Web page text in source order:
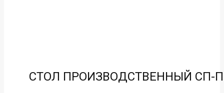
СТОЛ ПРОИЗВОДСТВЕННЫЙ СП-П-